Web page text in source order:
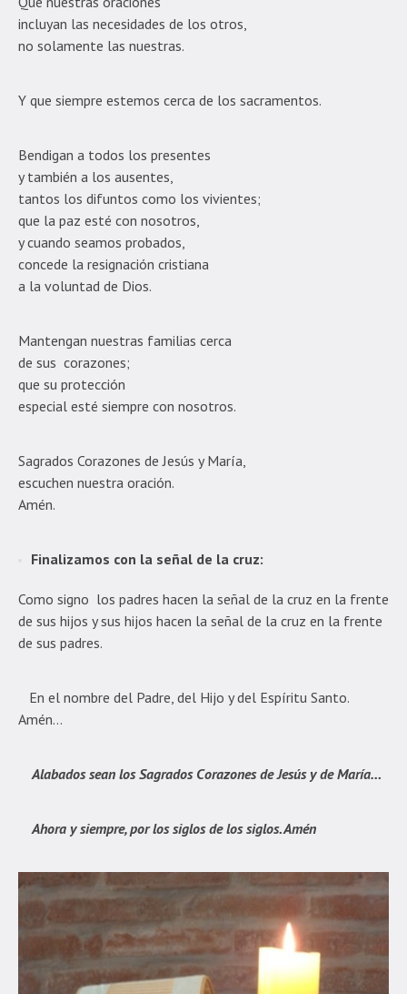
incluyan las necesidades de los otros,
no solamente las nuestras.
Y que siempre estemos cerca de los sacramentos.
Bendigan a todos los presentes
y también a los ausentes,
tantos los difuntos como los vivientes;
que la paz esté con nosotros,
y cuando seamos probados,
concede la resignación cristiana
a la voluntad de Dios.
Mantengan nuestras familias cerca
de sus corazones;
que su protección
especial esté siempre con nosotros.
Sagrados Corazones de Jesús y María,
escuchen nuestra oración.
Amén.
Finalizamos con la señal de la cruz:
Como signo los padres hacen la señal de la cruz en la frente
de sus hijos y sus hijos hacen la señal de la cruz en la frente
de sus padres.
En el nombre del Padre, del Hijo y del Espíritu Santo.
Amén…
Alabados sean los Sagrados Corazones de Jesús y de María…
Ahora y siempre, por los siglos de los siglos. Amén